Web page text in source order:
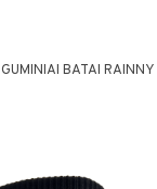
GUMINIAI BATAI RAINNY